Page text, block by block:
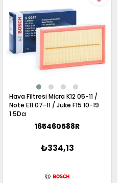
Hava Filtresi Micra K12 05-11 /
Note E11 07-11 / Juke F15 10-19
1.5Dcı
165460588R
₺334,13